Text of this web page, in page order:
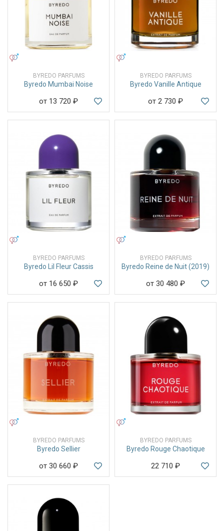
BYREDO PARFUMS
Byredo Mumbai Noise
от 13 720 ₽
BYREDO PARFUMS
Byredo Vanille Antique
от 2 730 ₽
BYREDO PARFUMS
Byredo Lil Fleur Cassis
от 16 650 ₽
BYREDO PARFUMS
Byredo Reine de Nuit (2019)
от 30 480 ₽
BYREDO PARFUMS
Byredo Sellier
от 30 660 ₽
BYREDO PARFUMS
Byredo Rouge Chaotique
22 710 ₽